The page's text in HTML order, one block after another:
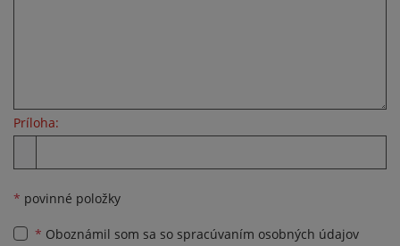
Príloha:
* povinné položky
* Oboznámil som sa so spracúvaním osobných údajov